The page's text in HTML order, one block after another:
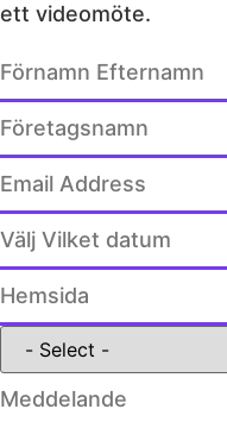
ett videomöte.